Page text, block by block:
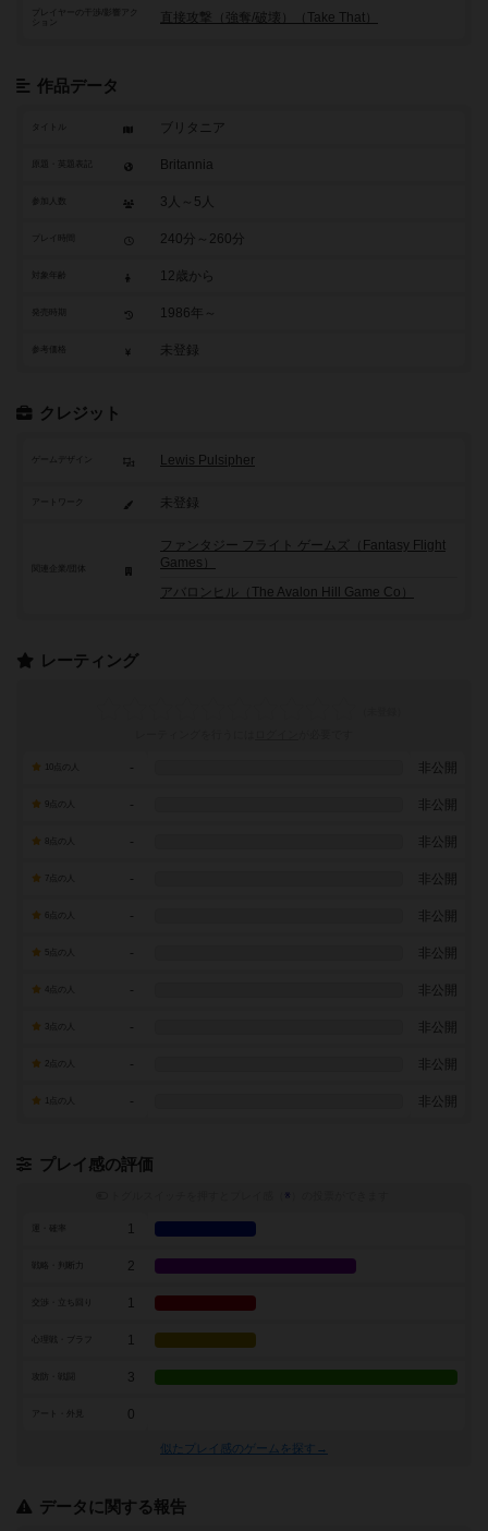
プレイヤーの干渉/影響アク
直接攻撃（強奪/破壊）（Take That）
作品データ
タイトル ブリタニア
Britannia
参加人数 3人～5人
240分～260分
12歳から
1986年～
参考価格 未登録
クレジット
ゲームデザイン Lewis Pulsipher
アートワーク 未登録
ファンタジー フライト ゲームズ（Fantasy Flight
Games）
アバロンヒル（The Avalon Hill Game Co）
レーティング
- 非公開
- 非公開
- 非公開
7点の人 - 非公開
- 非公開
- 非公開
- 非公開
- 非公開
- 非公開
- 非公開
プレイ感の評価
※
1
戦略・判断力 2
1
1
3
アート・外見 0
似たプレイ感のゲームを探す→
データに関する報告